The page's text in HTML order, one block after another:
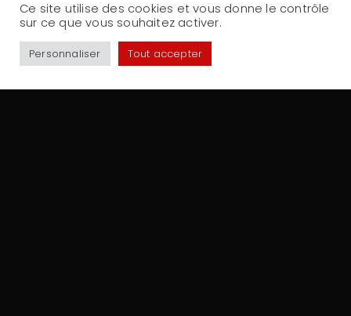
Ce site utilise des cookies et vous donne le contrôle
sur ce que vous souhaitez activer.
Personnaliser Tout accepter